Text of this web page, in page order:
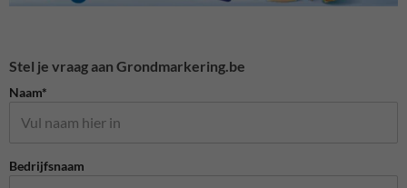
Stel je vraag aan Grondmarkering.be
Naam*
Bedrijfsnaam